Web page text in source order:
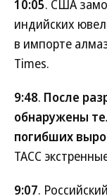
10:05. США
индийских
в импорте
Times.
9:48. После
обнаружены
погибших
ТАСС
9:07.